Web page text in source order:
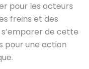
pour les acteurs
freins et des
de cette
pour une action